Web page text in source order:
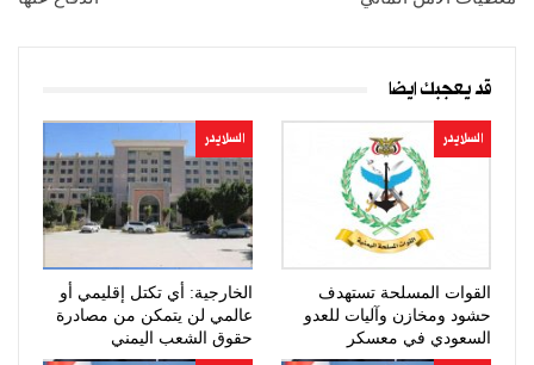
قد يعجبك ايضا
السلايدر
القوات المسلحة تستهدف
حشود ومخازن وآليات للعدو
السعودي في معسكر
“صحن…
السلايدر
الخارجية: أي تكتل إقليمي أو
عالمي لن يتمكن من مصادرة
حقوق الشعب اليمني
المشروعة